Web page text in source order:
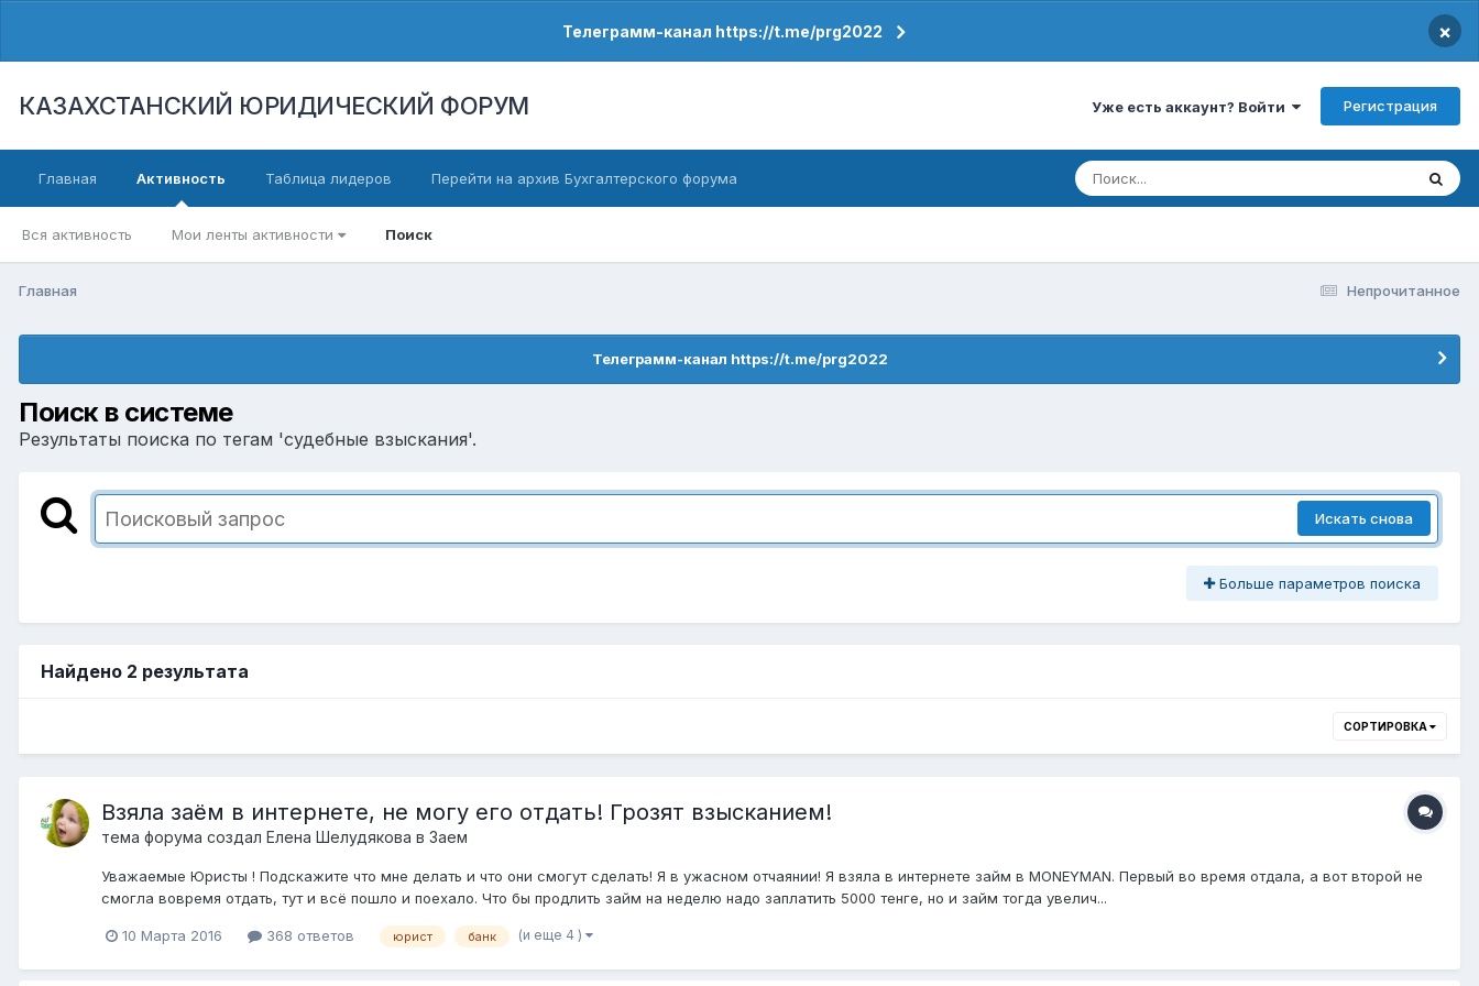
Телеграмм-канал https://t.me/prg2022 ×
КАЗАХСТАНСКИЙ ЮРИДИЧЕСКИЙ ФОРУМ Уже есть аккаунт? Войти Регистрация
Главная Активность
Вся активность Мои ленты активности Поиск
Таблица лидеров Перейти на архив Бухгалтерского форума
Непрочитанное
Главная
Телеграмм-канал https://t.me/prg2022
Поиск в системе
Результаты поиска по тегам 'судебные взыскания'.
Искать снова
Больше параметров поиска
Найдено 2 результата
СОРТИРОВКА
Взяла заём в интернете, не могу его отдать! Грозят взысканием!
тема форума создал Елена Шелудякова в Заем
Уважаемые Юристы ! Подскажите что мне делать и что они смогут сделать! Я в ужасном отчаянии! Я взяла в интернете займ в MONEYMAN. Первый во время отдала, а вот второй не
смогла вовремя отдать, тут и всё пошло и поехало. Что бы продлить займ на неделю надо заплатить 5000 тенге, но и займ тогда увелич...
10 Марта 2016 368 ответов юрист банк (и еще 4 )